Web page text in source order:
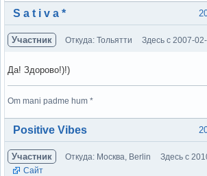
Вне форума
S a t i v a *
Участник Откуда: Тольятти Здесь с 2007-
Да! Здорово!)!)
Om mani padme hum *
Вне форума
Positive Vibes
Участник Откуда: Москва, Berlin Здесь с
Сайт